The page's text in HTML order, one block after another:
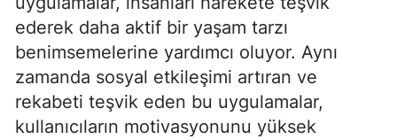
ederek daha aktif bir yaşam tarzı
benimsemelerine yardımcı oluyor. Aynı
zamanda sosyal etkileşimi artıran ve
rekabeti teşvik eden bu uygulamalar,
kullanıcıların motivasyonunu yüksek